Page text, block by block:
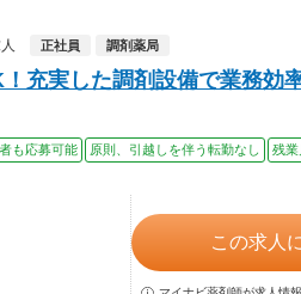
正社員 調剤薬局
充実した調剤設備で業務効
も応募可能 原則、引越しを伴う転勤なし 残業
この求人